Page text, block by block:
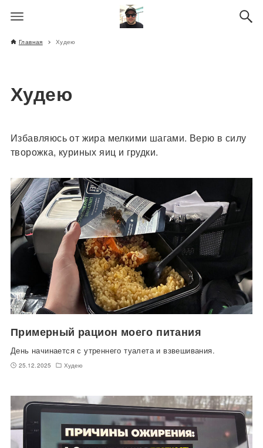
Главная Худею
Худею
Избавляюсь от жира мелкими шагами. Верю в силу
творожка, куриных яиц и грудки.
Примерный рацион моего питания
День начинается с утреннего туалета и взвешивания.
25.12.2025 Худею